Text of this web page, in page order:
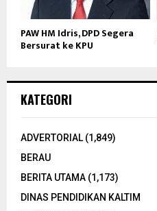
PAW HM Idris, DPD Segera
Bersurat ke KPU
KATEGORI
ADVERTORIAL (1,849)
BERAU
BERITA UTAMA (1,173)
DINAS PENDIDIKAN KALTIM